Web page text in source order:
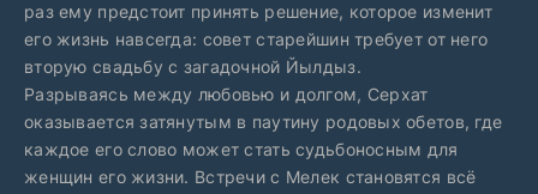
раз ему предстоит принять решение, которое изменит
его жизнь навсегда: совет старейшин требует от него
вторую свадьбу с загадочной Йылдыз.
Разрываясь между любовью и долгом, Серхат
оказывается затянутым в паутину родовых обетов, где
каждое его слово может стать судьбоносным для
женщин его жизни. Встречи с Мелек становятся всё